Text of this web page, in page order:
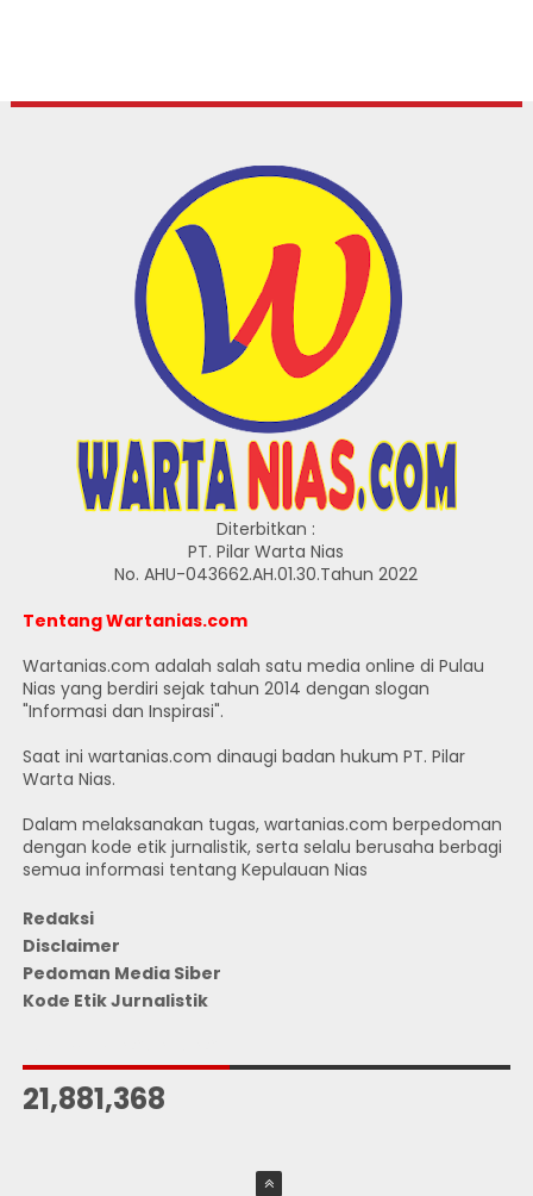
Diterbitkan :
PT. Pilar Warta Nias
No. AHU-043662.AH.01.30.Tahun 2022
Tentang Wartanias.com
Wartanias.com adalah salah satu media online di Pulau
Nias yang berdiri sejak tahun 2014 dengan slogan
"Informasi dan Inspirasi".
Saat ini wartanias.com dinaugi badan hukum PT. Pilar
Warta Nias.
Dalam melaksanakan tugas, wartanias.com berpedoman
dengan kode etik jurnalistik, serta selalu berusaha berbagi
semua informasi tentang Kepulauan Nias
Redaksi
Disclaimer
Pedoman Media Siber
Kode Etik Jurnalistik
21,881,368